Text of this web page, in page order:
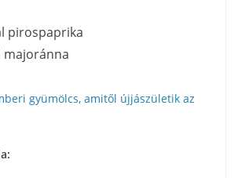
pirospaprika
majoránna
gyümölcs, amitől újjászületik az